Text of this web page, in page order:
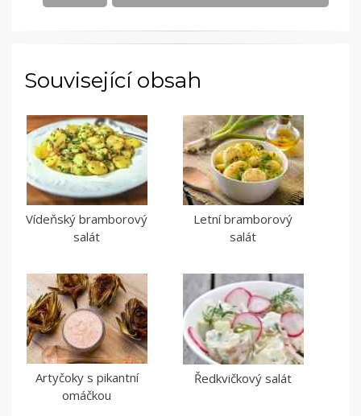
Související obsah
Vídeňský bramborový
salát
Letní bramborový
salát
Artyčoky s pikantní
omáčkou
Ředkvičkový salát